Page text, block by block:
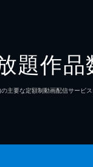
題作品
主要な定額制動画配信サービ